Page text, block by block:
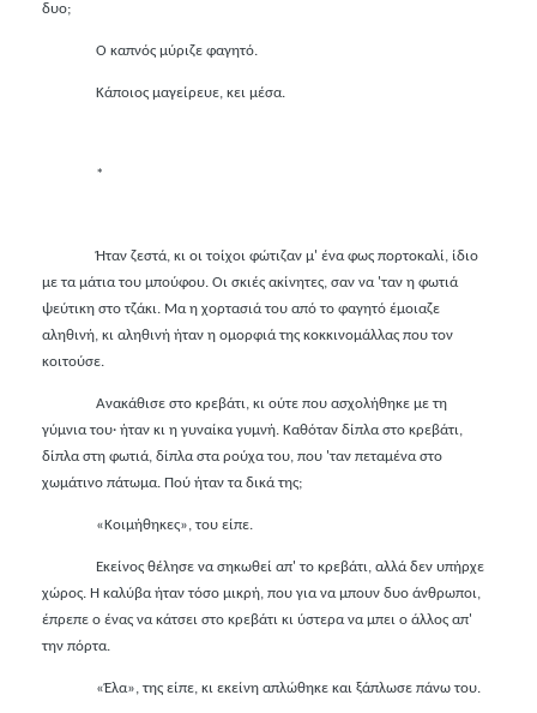
δυο;
Ο καπνός μύριζε φαγητό.
Κάποιος μαγείρευε, κει μέσα.
*
Ήταν ζεστά, κι οι τοίχοι φώτιζαν μ' ένα φως πορτοκαλί, ίδιο
με τα μάτια του μπούφου. Οι σκιές ακίνητες, σαν να 'ταν η φωτιά
ψεύτικη στο τζάκι. Μα η χορτασιά του από το φαγητό έμοιαζε
αληθινή, κι αληθινή ήταν η ομορφιά της κοκκινομάλλας που τον
κοιτούσε.
Ανακάθισε στο κρεβάτι, κι ούτε που ασχολήθηκε με τη
γύμνια του·ήταν κι η γυναίκα γυμνή. Καθόταν δίπλα στο κρεβάτι,
δίπλα στη φωτιά, δίπλα στα ρούχα του, που 'ταν πεταμένα στο
χωμάτινο πάτωμα. Πού ήταν τα δικά της;
«Κοιμήθηκες», του είπε.
Εκείνος θέλησε να σηκωθεί απ' το κρεβάτι, αλλά δεν υπήρχε
χώρος. Η καλύβα ήταν τόσο μικρή, που για να μπουν δυο άνθρωποι,
έπρεπε ο ένας να κάτσει στο κρεβάτι κι ύστερα να μπει ο άλλος απ'
την πόρτα.
«Έλα», της είπε, κι εκείνη απλώθηκε και ξάπλωσε πάνω του.